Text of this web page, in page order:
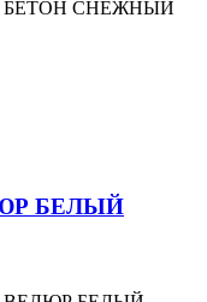
БЕТОН СНЕЖНЫЙ
БЕЛЫЙ